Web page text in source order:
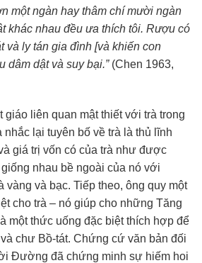
một ngàn hay thâm chí mười ngàn
khác nhau đều ưa thích tôi. Rượu có
và ly tán gia đình [và khiến con
dâm dậtvà suy bại.”(Chen 1963,
giáo liên quan mật thiếtvới trà trong
nhắc lại tuyên bố về trà là thủ lĩnh
giá trị vốn có của trà như được
nhau bề ngoài của nó với
vàng và bạc. Tiếp theo, ông quy một
cho trà – nó giúp cho những Tăng
mộtthức uống đặc biệt thích hợp để
chư Bồ-tát. Chứng cứ văn bản đối
Đường đã chứng minh sự hiếm hoi